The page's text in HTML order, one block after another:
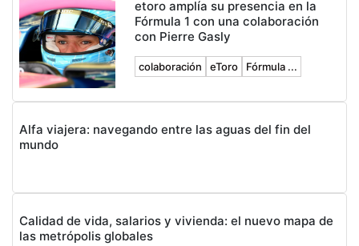
etoro amplía su presencia en la
Fórmula 1 con una colaboración
con Pierre Gasly
colaboración eToro Fórmula ...
Alfa viajera: navegando entre las aguas del fin del
mundo
Calidad de vida, salarios y vivienda: el nuevo mapa de
las metrópolis globales